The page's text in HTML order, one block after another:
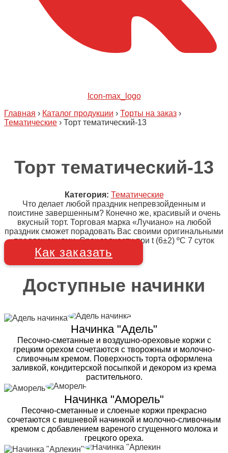
Icon-max_logo
Главная › Каталог продукции › Торты на заказ ›
Тематические › Торт тематический-13
Торт тематический-13
Категория: Тематические
Что делает любой праздник непревзойденным и
поистине завершенным? Конечно же, красивый и очень
вкусный торт. Торговая марка «Лучиано» на любой
праздник сможет порадовать Вас своими оригинальными
предложениями. Срок годности при t (6±2) ºC 7 суток
Как заказать
Доступные начинки
Начинка "Адель"
Песочно-сметанные и воздушно-ореховые коржи с
грецким орехом сочетаются с творожным и молочно-
сливочным кремом. Поверхность торта оформлена
заливкой, кондитерской посыпкой и декором из крема
растительного.
Начинка "Аморель"
Песочно-сметанные и слоеные коржи прекрасно
сочетаются с вишневой начинкой и молочно-сливочным
кремом с добавлением вареного сгущенного молока и
грецкого ореха.